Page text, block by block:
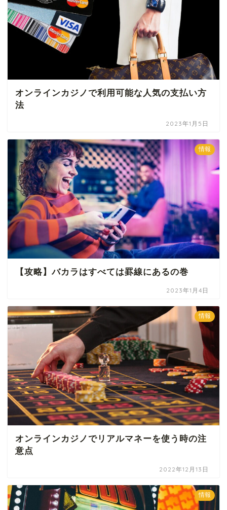
オンラインカジノで利用可能な人気の支払い方
法
2023年1月5日
情報
【攻略】バカラはすべては罫線にあるの巻
2023年1月4日
情報
オンラインカジノでリアルマネーを使う時の注
意点
2022年12月13日
情報